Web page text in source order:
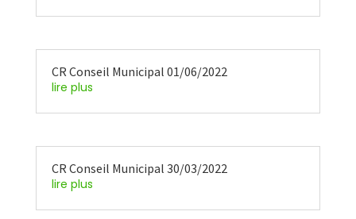
CR Conseil Municipal 01/06/2022
lire plus
CR Conseil Municipal 30/03/2022
lire plus